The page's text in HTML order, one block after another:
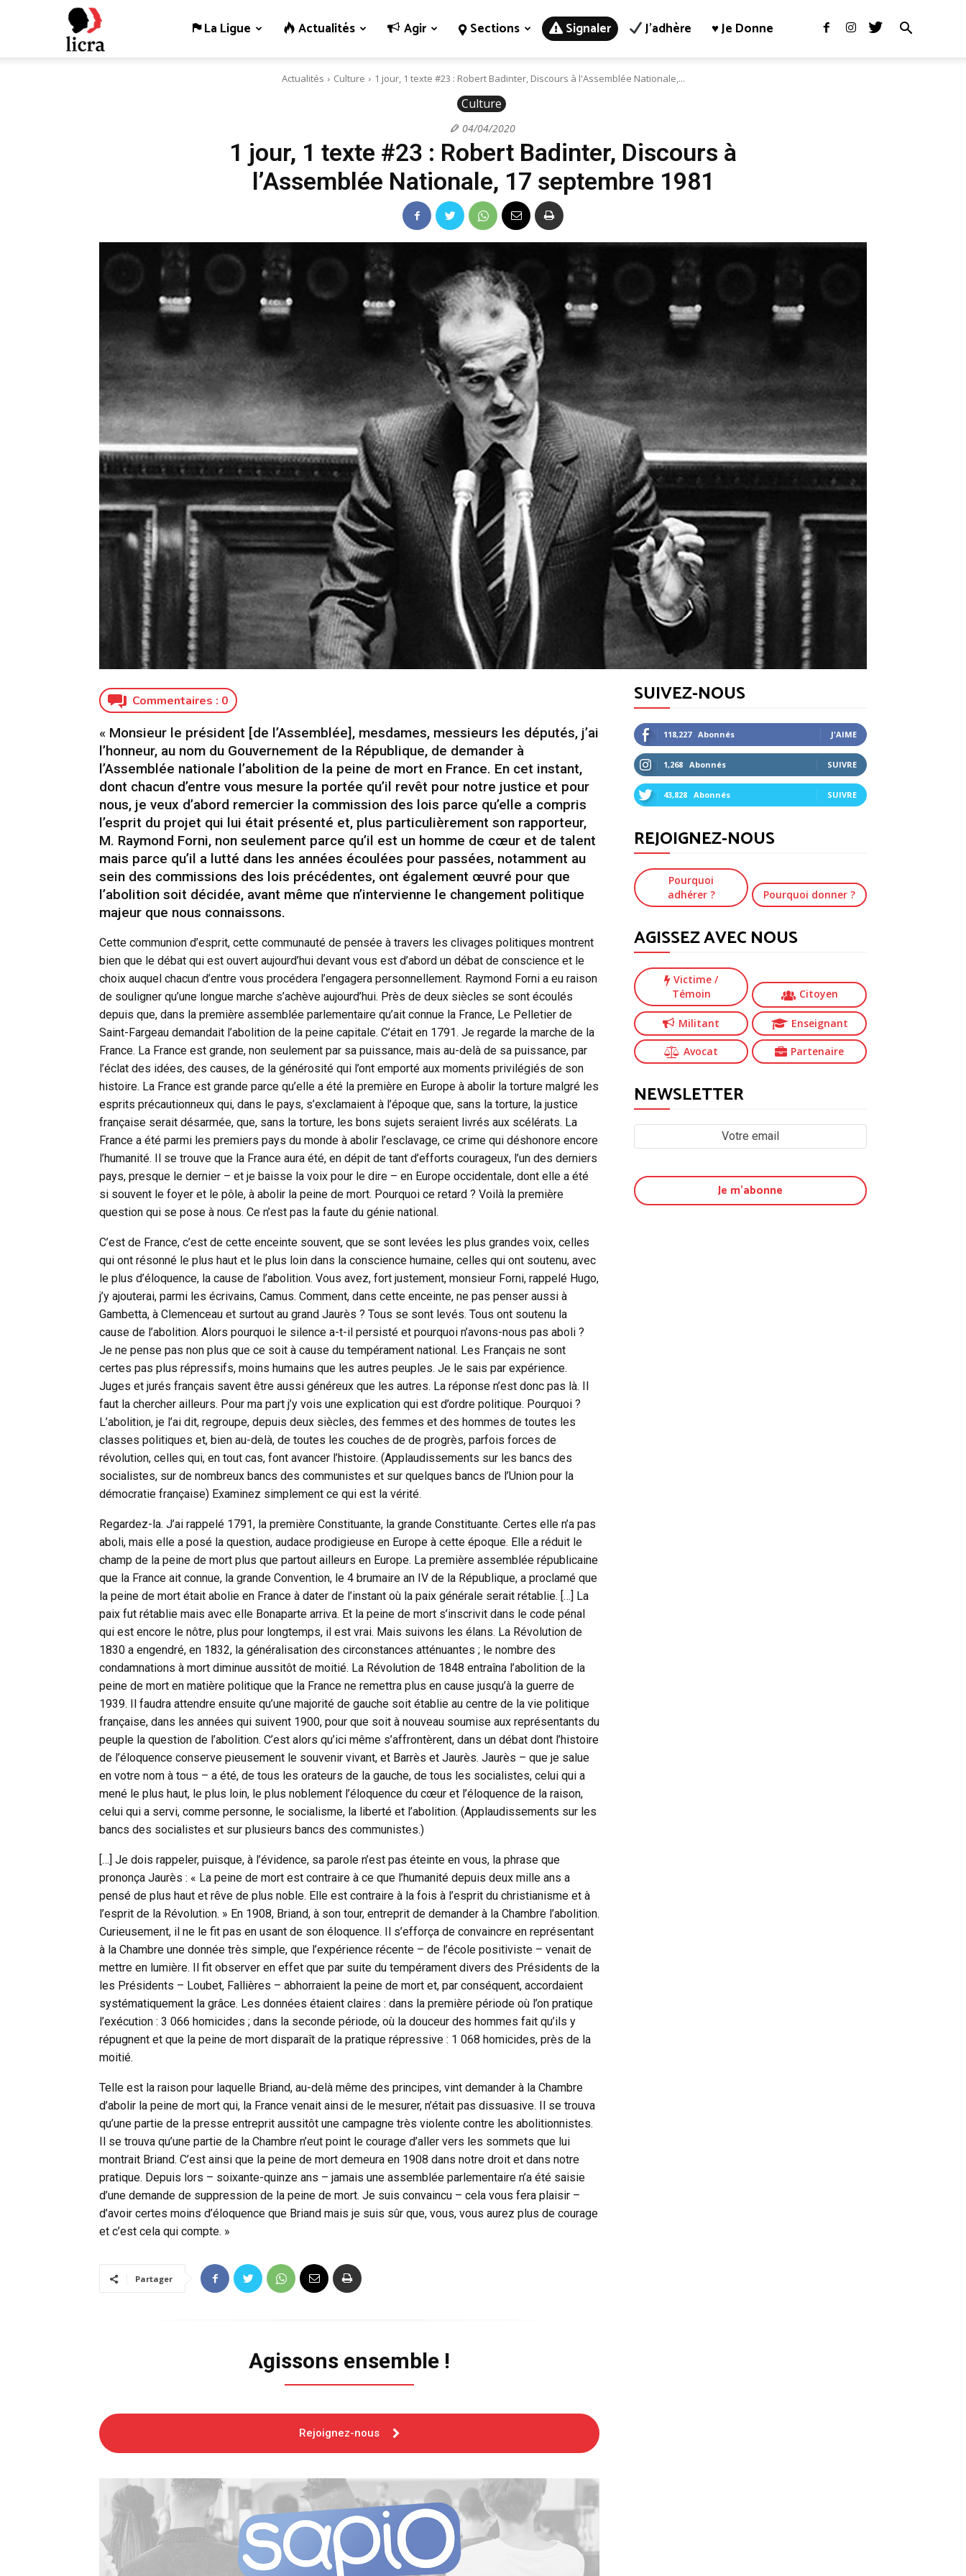
1927
La Ligue Actualités Agir Sections Signaler J’adhère ♥ Je Donne
Actualités Culture 1 jour, 1 texte #23 : Robert Badinter, Discours à l'Assemblée Nationale,...
Culture
04/04/2020
1 jour, 1 texte #23 : Robert Badinter, Discours à
l’Assemblée Nationale, 17 septembre 1981
Commentaires : 0
« Monsieur le président [de l’Assemblée], mesdames, messieurs les députés, j’ai
l’honneur, au nom du Gouvernement de la République, de demander à
l’Assemblée nationale l’abolition de la peine de mort en France. En cet instant,
dont chacun d’entre vous mesure la portée qu’il revêt pour notre justice et pour
nous, je veux d’abord remercier la commission des lois parce qu’elle a compris
l’esprit du projet qui lui était présenté et, plus particulièrement son rapporteur,
M. Raymond Forni, non seulement parce qu’il est un homme de cœur et de talent
mais parce qu’il a lutté dans les années écoulées pour passées, notamment au
sein des commissions des lois précédentes, ont également œuvré pour que
l’abolition soit décidée, avant même que n’intervienne le changement politique
majeur que nous connaissons.
Cette communion d’esprit, cette communauté de pensée à travers les clivages politiques montrent
bien que le débat qui est ouvert aujourd’hui devant vous est d’abord un débat de conscience et le
choix auquel chacun d’entre vous procédera l’engagera personnellement. Raymond Forni a eu raison
de souligner qu’une longue marche s’achève aujourd’hui. Près de deux siècles se sont écoulés
depuis que, dans la première assemblée parlementaire qu’ait connue la France, Le Pelletier de
Saint-Fargeau demandait l’abolition de la peine capitale. C’était en 1791. Je regarde la marche de la
France. La France est grande, non seulement par sa puissance, mais au-delà de sa puissance, par
l’éclat des idées, des causes, de la générosité qui l’ont emporté aux moments privilégiés de son
histoire. La France est grande parce qu’elle a été la première en Europe à abolir la torture malgré les
esprits précautionneux qui, dans le pays, s’exclamaient à l’époque que, sans la torture, la justice
française serait désarmée, que, sans la torture, les bons sujets seraient livrés aux scélérats. La
France a été parmi les premiers pays du monde à abolir l’esclavage, ce crime qui déshonore encore
l’humanité. Il se trouve que la France aura été, en dépit de tant d’efforts courageux, l’un des derniers
pays, presque le dernier – et je baisse la voix pour le dire – en Europe occidentale, dont elle a été
si souvent le foyer et le pôle, à abolir la peine de mort. Pourquoi ce retard ? Voilà la première
question qui se pose à nous. Ce n’est pas la faute du génie national.
C’est de France, c’est de cette enceinte souvent, que se sont levées les plus grandes voix, celles
qui ont résonné le plus haut et le plus loin dans la conscience humaine, celles qui ont soutenu, avec
le plus d’éloquence, la cause de l’abolition. Vous avez, fort justement, monsieur Forni, rappelé Hugo,
j’y ajouterai, parmi les écrivains, Camus. Comment, dans cette enceinte, ne pas penser aussi à
Gambetta, à Clemenceau et surtout au grand Jaurès ? Tous se sont levés. Tous ont soutenu la
cause de l’abolition. Alors pourquoi le silence a-t-il persisté et pourquoi n’avons-nous pas aboli ?
Je ne pense pas non plus que ce soit à cause du tempérament national. Les Français ne sont
certes pas plus répressifs, moins humains que les autres peuples. Je le sais par expérience.
Juges et jurés français savent être aussi généreux que les autres. La réponse n’est donc pas là. Il
faut la chercher ailleurs. Pour ma part j’y vois une explication qui est d’ordre politique. Pourquoi ?
L’abolition, je l’ai dit, regroupe, depuis deux siècles, des femmes et des hommes de toutes les
classes politiques et, bien au-delà, de toutes les couches de de progrès, parfois forces de
révolution, celles qui, en tout cas, font avancer l’histoire. (Applaudissements sur les bancs des
socialistes, sur de nombreux bancs des communistes et sur quelques bancs de l’Union pour la
démocratie française) Examinez simplement ce qui est la vérité.
Regardez-la. J’ai rappelé 1791, la première Constituante, la grande Constituante. Certes elle n’a pas
aboli, mais elle a posé la question, audace prodigieuse en Europe à cette époque. Elle a réduit le
champ de la peine de mort plus que partout ailleurs en Europe. La première assemblée républicaine
que la France ait connue, la grande Convention, le 4 brumaire an IV de la République, a proclamé que
la peine de mort était abolie en France à dater de l’instant où la paix générale serait rétablie. […] La
paix fut rétablie mais avec elle Bonaparte arriva. Et la peine de mort s’inscrivit dans le code pénal
qui est encore le nôtre, plus pour longtemps, il est vrai. Mais suivons les élans. La Révolution de
1830 a engendré, en 1832, la généralisation des circonstances atténuantes ; le nombre des
condamnations à mort diminue aussitôt de moitié. La Révolution de 1848 entraîna l’abolition de la
peine de mort en matière politique que la France ne remettra plus en cause jusqu’à la guerre de
1939. Il faudra attendre ensuite qu’une majorité de gauche soit établie au centre de la vie politique
française, dans les années qui suivent 1900, pour que soit à nouveau soumise aux représentants du
peuple la question de l’abolition. C’est alors qu’ici même s’affrontèrent, dans un débat dont l’histoire
de l’éloquence conserve pieusement le souvenir vivant, et Barrès et Jaurès. Jaurès – que je salue
en votre nom à tous – a été, de tous les orateurs de la gauche, de tous les socialistes, celui qui a
mené le plus haut, le plus loin, le plus noblement l’éloquence du cœur et l’éloquence de la raison,
celui qui a servi, comme personne, le socialisme, la liberté et l’abolition. (Applaudissements sur les
bancs des socialistes et sur plusieurs bancs des communistes.)
[…] Je dois rappeler, puisque, à l’évidence, sa parole n’est pas éteinte en vous, la phrase que
prononça Jaurès : « La peine de mort est contraire à ce que l’humanité depuis deux mille ans a
pensé de plus haut et rêve de plus noble. Elle est contraire à la fois à l’esprit du christianisme et à
l’esprit de la Révolution. » En 1908, Briand, à son tour, entreprit de demander à la Chambre l’abolition.
Curieusement, il ne le fit pas en usant de son éloquence. Il s’efforça de convaincre en représentant
à la Chambre une donnée très simple, que l’expérience récente – de l’école positiviste – venait de
mettre en lumière. Il fit observer en effet que par suite du tempérament divers des Présidents de la
les Présidents – Loubet, Fallières – abhorraient la peine de mort et, par conséquent, accordaient
systématiquement la grâce. Les données étaient claires : dans la première période où l’on pratique
l’exécution : 3 066 homicides ; dans la seconde période, où la douceur des hommes fait qu’ils y
répugnent et que la peine de mort disparaît de la pratique répressive : 1 068 homicides, près de la
moitié.
Telle est la raison pour laquelle Briand, au-delà même des principes, vint demander à la Chambre
d’abolir la peine de mort qui, la France venait ainsi de le mesurer, n’était pas dissuasive. Il se trouva
qu’une partie de la presse entreprit aussitôt une campagne très violente contre les abolitionnistes.
Il se trouva qu’une partie de la Chambre n’eut point le courage d’aller vers les sommets que lui
montrait Briand. C’est ainsi que la peine de mort demeura en 1908 dans notre droit et dans notre
pratique. Depuis lors – soixante-quinze ans – jamais une assemblée parlementaire n’a été saisie
d’une demande de suppression de la peine de mort. Je suis convaincu – cela vous fera plaisir –
d’avoir certes moins d’éloquence que Briand mais je suis sûr que, vous, vous aurez plus de courage
et c’est cela qui compte. »
Partager
Agissons ensemble !
Rejoignez-nous
SUIVEZ-NOUS
118,227 Abonnés J'AIME
1,268 Abonnés SUIVRE
43,828 Abonnés SUIVRE
REJOIGNEZ-NOUS
Pourquoi
adhérer ?
Pourquoi donner ?
AGISSEZ AVEC NOUS
Victime/
Témoin
Citoyen
Militant Enseignant
Avocat Partenaire
NEWSLETTER